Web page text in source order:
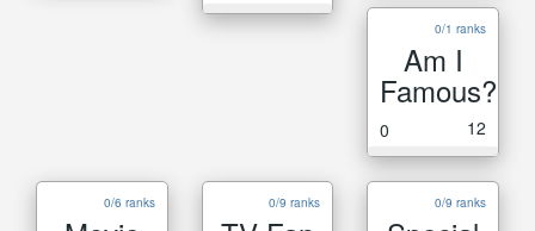
0/1 ranks
Am I
Famous?
0 12
0/6 ranks 0/9 ranks 0/9 ranks